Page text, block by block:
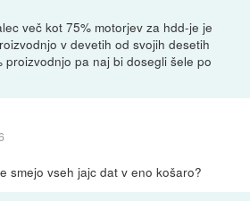
več kot 75% motorjev za hdd-je je
v devetih od svojih desetih
proizvodnjo pa naj bi dosegli šele po
smejo vseh jajc dat v eno košaro?